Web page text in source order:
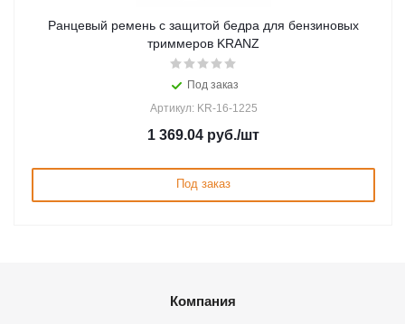
Ранцевый ремень с защитой бедра для бензиновыx
триммеров KRANZ
Под заказ
Артикул: KR-16-1225
1 369.04 руб./шт
Под заказ
Компания